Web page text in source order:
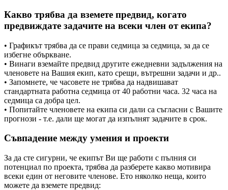
Какво трябва да вземете предвид, когато
предвиждате задачите на всеки член от екипа?
• Графикът трябва да се прави седмица за седмица, за да се
избегне объркване.
• Винаги вземайте предвид другите ежедневни задължения на
членовете на Вашия екип, като срещи, вътрешни задачи и др..
• Запомнете, че часовете не трябва да надвишават
стандартната работна седмица от 40 работни часа. 32 часа на
седмица са добра цел.
• Попитайте членовете на екипа си дали са съгласни с Вашите
прогнози - т.е. дали ще могат да изпълнят задачите в срок.
Съвпадение между умения и проекти
За да сте сигурни, че екипът Ви ще работи с пълния си
потенциал по проекта, трябва да разберете какво мотивира
всеки един от неговите членове. Ето няколко неща, които
можете да вземете предвид: